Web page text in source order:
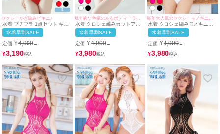
セクシーかぎ編みビキニ♪
水着 プチプラ 1点セット ギャ
ル ホルターネック オールイン
ワン 編み上げ メッシュ セクシ
ー 赤 ビキニ (Sサイズ対応) |
myMinette/マイミネット
水着早割SALE
定価 ¥4,900→
¥3,190
水着 クロシェ編みカットアウ
トモノキニホルターネックビキ
ニ水着早割SALE
定価 ¥4,900→
¥3,980
水着 クロシェ編みモノキニハ
イネックホルターネックビキニ
水着早割SALE
定価 ¥4,900→
¥3,980